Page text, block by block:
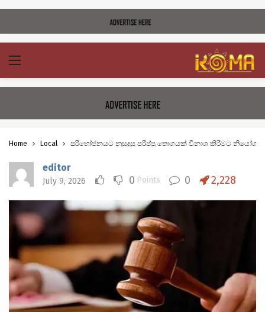
Home Local පරිභෝජනයට නුසුදුසු පරිප්පු තොගයක් විනාශ කිරීමට නියෝග
editor
July 9, 2026 0 Points 0 2,228